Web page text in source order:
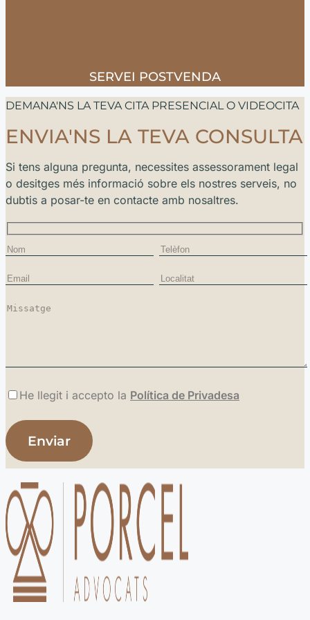
SERVEI POSTVENDA
DEMANA'NS LA TEVA CITA PRESENCIAL O VIDEOCITA
ENVIA'NS LA TEVA CONSULTA
Si tens alguna pregunta, necessites assessorament legal
o desitges més informació sobre els nostres serveis, no
dubtis a posar-te en contacte amb nosaltres.
He llegit i accepto la Política de Privadesa